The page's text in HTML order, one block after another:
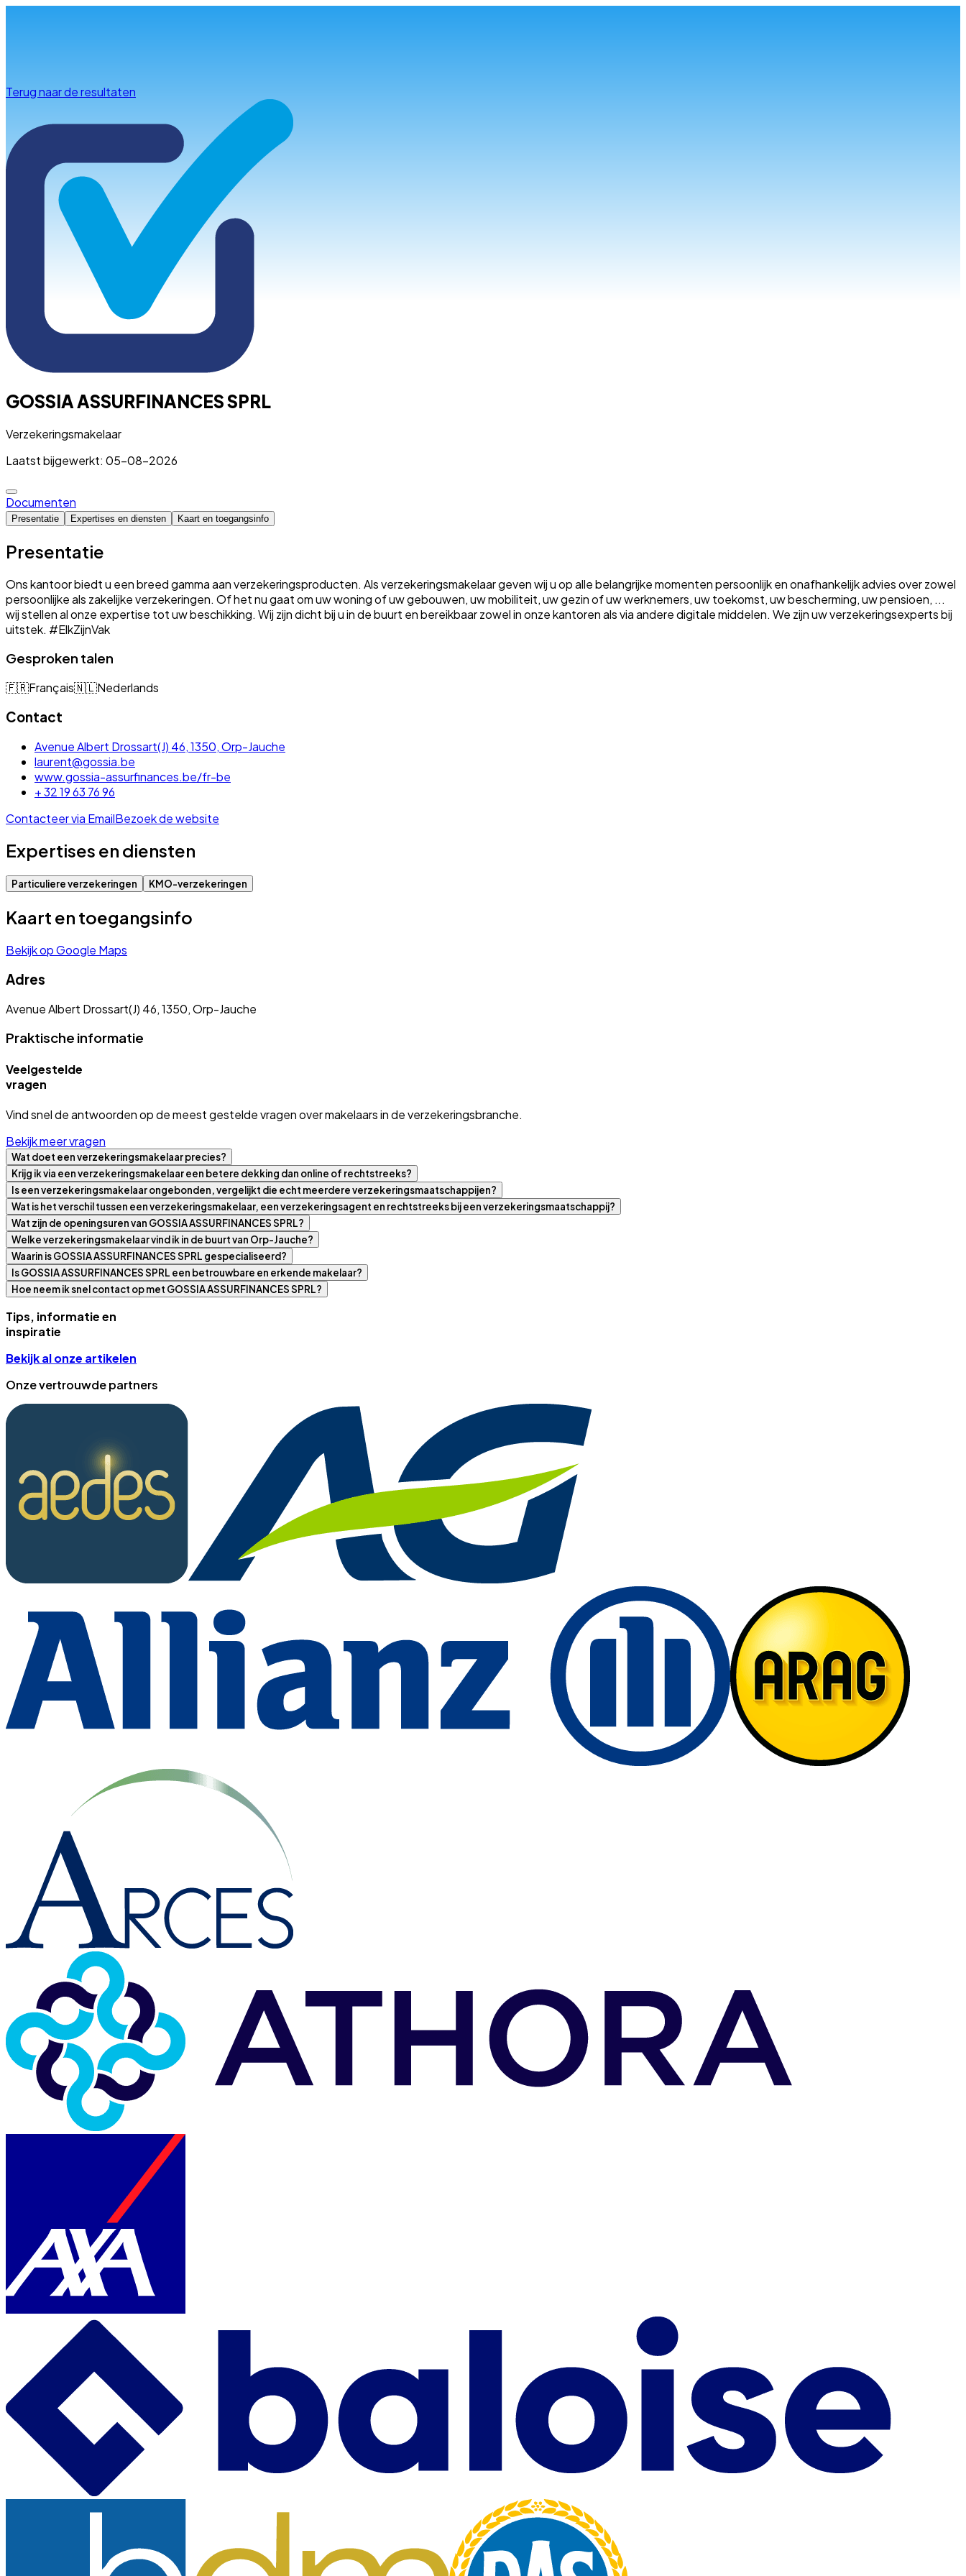
Terug naar de resultaten
GOSSIA ASSURFINANCES SPRL
Verzekeringsmakelaar
Laatst bijgewerkt: 05-08-2026
Documenten
Presentatie Expertises en diensten Kaart en toegangsinfo
Presentatie
Ons kantoor biedt u een breed gamma aan verzekeringsproducten. Als verzekeringsmakelaar geven wij u op alle belangrijke momenten persoonlijk en onafhankelijk advies over zowel
persoonlijke als zakelijke verzekeringen. Of het nu gaat om uw woning of uw gebouwen, uw mobiliteit, uw gezin of uw werknemers, uw toekomst, uw bescherming, uw pensioen, ...
wij stellen al onze expertise tot uw beschikking. Wij zijn dicht bij u in de buurt en bereikbaar zowel in onze kantoren als via andere digitale middelen. We zijn uw verzekeringsexperts bij
uitstek. #ElkZijnVak
Gesproken talen
🇫🇷Français🇳🇱Nederlands
Contact
Avenue Albert Drossart(J) 46, 1350, Orp-Jauche
laurent@gossia.be
www.gossia-assurfinances.be/fr-be
+ 32 19 63 76 96
Contacteer via EmailBezoek de website
Expertises en diensten
Particuliere verzekeringen KMO-verzekeringen
Kaart en toegangsinfo
Bekijk op Google Maps
Adres
Avenue Albert Drossart(J) 46, 1350, Orp-Jauche
Praktische informatie
Veelgestelde
vragen
Vind snel de antwoorden op de meest gestelde vragen over makelaars in de verzekeringsbranche.
Bekijk meer vragen
Wat doet een verzekeringsmakelaar precies?
Krijg ik via een verzekeringsmakelaar een betere dekking dan online of rechtstreeks?
Is een verzekeringsmakelaar ongebonden, vergelijkt die echt meerdere verzekeringsmaatschappijen?
Wat is het verschil tussen een verzekeringsmakelaar, een verzekeringsagent en rechtstreeks bij een verzekeringsmaatschappij?
Wat zijn de openingsuren van GOSSIA ASSURFINANCES SPRL?
Welke verzekeringsmakelaar vind ik in de buurt van Orp-Jauche?
Waarin is GOSSIA ASSURFINANCES SPRL gespecialiseerd?
Is GOSSIA ASSURFINANCES SPRL een betrouwbare en erkende makelaar?
Hoe neem ik snel contact op met GOSSIA ASSURFINANCES SPRL?
Tips, informatie en
inspiratie
Bekijk al onze artikelen
Onze vertrouwde partners